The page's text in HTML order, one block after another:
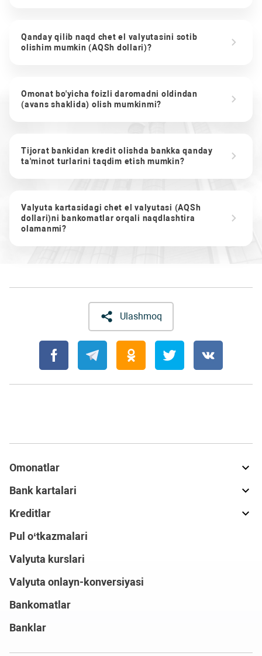
Qanday qilib naqd chet el valyutasini sotib
olishim mumkin (AQSh dollari)?
Omonat bo'yicha foizli daromadni oldindan
(avans shaklida) olish mumkinmi?
Tijorat bankidan kredit olishda bankka qanday
ta'minot turlarini taqdim etish mumkin?
Valyuta kartasidagi chet el valyutasi (AQSh
dollari)ni bankomatlar orqali naqdlashtira
olamanmi?
Ulashmoq
Omonatlar
Bank kartalari
Kreditlar
Pul o‘tkazmalari
Valyuta kurslari
Valyuta onlayn-konversiyasi
Bankomatlar
Banklar